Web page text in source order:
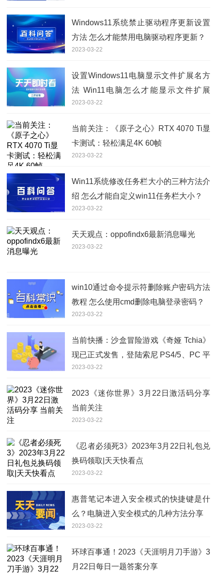
Windows11系统禁止驱动程序更新设置
方法 怎么才能禁用电脑驱动程序更新？
2023-03-22
设置Windows11电脑显示文件扩展名方
法 Win11电脑怎么才能显示文件扩展
名？
2023-03-22
当前关注：《原子之心》RTX 4070 Ti显
卡测试：轻松满足4K 60帧
2023-03-22
Win11系统修改任务栏大小的三种方法介
绍 怎么才能自定义win11任务栏大小？
2023-03-22
天天观点：oppofindx6最新消息曝光
2023-03-22
win10通过命令提示符删除账户密码方法
教程 怎么使用cmd删除电脑登录密码？
2023-03-22
当前快播：沙盒冒险游戏《奇娅 Tchia》
现已正式发售，登陆索尼 PS4/5、PC 平
台
2023-03-22
2023《迷你世界》3月22日激活码分享
当前关注
2023-03-22
《忍者必须死3》2023年3月22日礼包兑
换码领取|天天快看点
2023-03-22
惠普笔记本进入安全模式的快捷键是什
么？电脑进入安全模式的几种方法分享
2023-03-22
环球百事通！2023《天涯明月刀手游》3
月22日每日一题答案分享